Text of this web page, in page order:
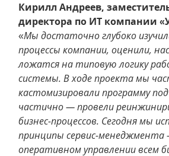
Кирилл Андреев,
директора по ИТ компании
«Мы достаточно глубоко
процессы компании, оценили,
ложатся на типовую логику
системы. В ходе проекта мы
кастомизировали программу
частично — провели
бизнес-процессов. Сегодня мы
принципы сервис-менеджмента
оперативном управлении всем